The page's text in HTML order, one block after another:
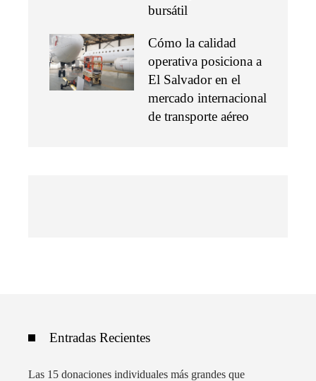
bursátil
Cómo la calidad
operativa posiciona a
El Salvador en el
mercado internacional
de transporte aéreo
Entradas Recientes
Las 15 donaciones individuales más grandes que